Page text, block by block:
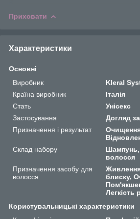
Приховати
Характеристики
Основні
Виробник
Kleral
Країна виробник
Італія
Стать
Унісекс
Застосування
Догляд
Призначення і результат
Склад набору
волосся
Призначення засобу для
волосся
блиску,
Легкість
Користувальницькі характеристики